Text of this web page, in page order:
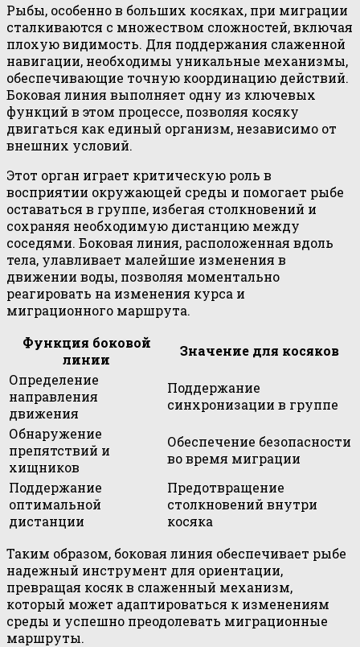
Рыбы, особенно в больших косяках, при миграции
сталкиваются с множеством сложностей, включая
плохую видимость. Для поддержания слаженной
навигации, необходимы уникальные механизмы,
обеспечивающие точную координацию действий.
Боковая линия выполняет одну из ключевых
функций в этом процессе, позволяя косяку
двигаться как единый организм, независимо от
внешних условий.
Этот орган играет критическую роль в
восприятии окружающей среды и помогает рыбе
оставаться в группе, избегая столкновений и
сохраняя необходимую дистанцию между
соседями. Боковая линия, расположенная вдоль
тела, улавливает малейшие изменения в
движении воды, позволяя моментально
реагировать на изменения курса и
миграционного маршрута.
Функция боковой
линии
Значение для косяков
Определение
направления
движения
Поддержание
синхронизации в группе
Обнаружение
препятствий и
хищников
Обеспечение безопасности
во время миграции
Поддержание
оптимальной
дистанции
Предотвращение
столкновений внутри
косяка
Таким образом, боковая линия обеспечивает рыбе
надежный инструмент для ориентации,
превращая косяк в слаженный механизм,
который может адаптироваться к изменениям
среды и успешно преодолевать миграционные
маршруты.